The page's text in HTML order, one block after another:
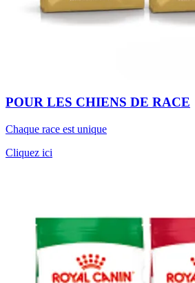
POUR LES CHIENS DE RACE
Chaque race est unique
Cliquez ici